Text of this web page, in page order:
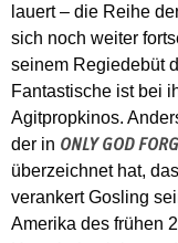
lauert – die Reihe
sich noch weiter
seinem Regiedebüt
Fantastische ist bei
Agitpropkinos.
der in ONLY GOD
überzeichnet hat,
verankert Gosling
Amerika des frühen